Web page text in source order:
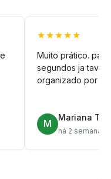
★★★★★
Muito prático.
segundos ja tava
organizado por
M
Mariana T.
há 2 semanas